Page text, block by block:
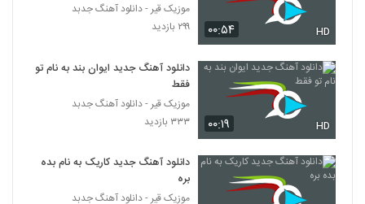
3656
بابک رهنما آهنگ Careless Whisper
۳۳۴ بازدید
3657
دانلود آهنگ علی سعیدی منم مثل تو دیوونم
۳۴۸ بازدید
آهنگ بنیامین محیا بنام قول میدم
۰۰:۵۴ HD
موزیک قیر - دانلود آهنگ جدبد
۲۹۹ بازدید
۰۰:۱۹ HD
دانلود آهنگ جدید ایوان بند به نام تو
فقط
موزیک قیر - دانلود آهنگ جدبد
۳۳۳ بازدید
دانلود آهنگ جدید کاریک به نام بده
بره
موزیک قیر - دانلود آهنگ جدبد